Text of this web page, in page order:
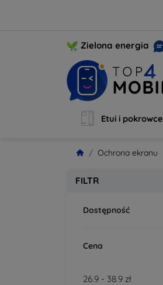
Zielona energia
Etui i pokrowce
Ochrona ekranu
FILTR
Dostępność
Cena
26.9 - 38.9 zł